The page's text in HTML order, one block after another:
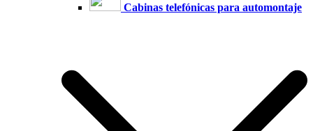
Cabinas telefónicas para automontaje